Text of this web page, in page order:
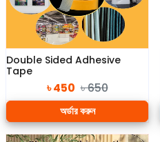
Double Sided Adhesive
Tape
৳ 450 ৳ 650
অর্ডার করুন